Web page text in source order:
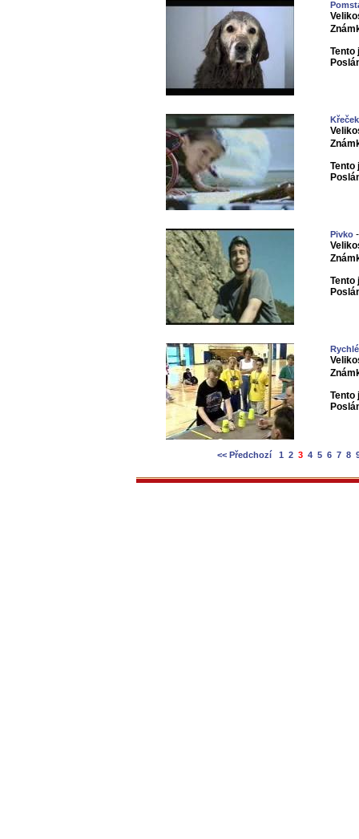
Tento
Křeček
Tento
Pivko-
Tento
Tento
<< Předchozí 1 2 3 4 5 6 7 8